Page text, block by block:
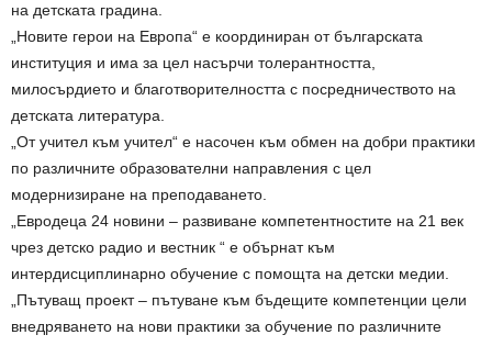
на детската градина.
„Новите герои на Европа“ е координиран от българската
институция и има за цел насърчи толерантността,
милосърдието и благотворителността с посредничеството на
детската литература.
„От учител към учител“ е насочен към обмен на добри практики
по различните образователни направления с цел
модернизиране на преподаването.
„Евродеца 24 новини – развиване компетентностите на 21 век
чрез детско радио и вестник “ е обърнат към
интердисциплинарно обучение с помощта на детски медии.
„Пътуващ проект – пътуване към бъдещите компетенции цели
внедряването на нови практики за обучение по различните